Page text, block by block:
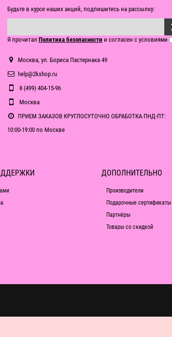
Будьте в курсе наших акций, подпишитесь на рассылку:
Я прочитал Политика безопасности и согласен с условиями
Москва, ул. Бориса Пастернака 49
help@2kshop.ru
8 (499) 404-15-96
Москва
ПРИЕМ ЗАКАЗОВ КРУГЛОСУТОЧНО ОБРАБОТКА ПНД-ПТ:
10:00-19:00 по Москве
ДОПОЛНИТЕЛЬНО
Производители
Подарочные сертификаты
Партнёры
Товары со скидкой